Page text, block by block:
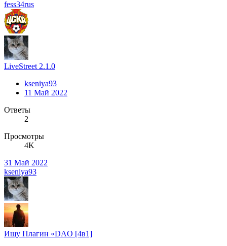
fess34rus
LiveStreet 2.1.0
kseniya93
11 Май 2022
Ответы
2
Просмотры
4K
31 Май 2022
kseniya93
Ищу Плагин «DAO [4в1]